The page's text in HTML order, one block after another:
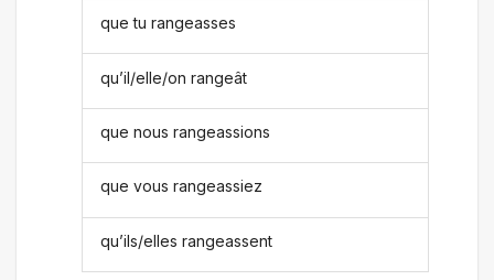
que tu rangeasses
qu’il/elle/on rangeât
que nous rangeassions
que vous rangeassiez
qu’ils/elles rangeassent